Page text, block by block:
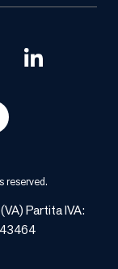
reserved.
(VA) Partita IVA: